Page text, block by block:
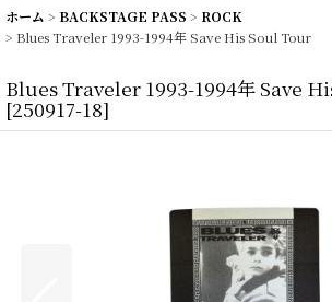
ホーム > BACKSTAGE PASS > ROCK
> Blues Traveler 1993-1994年 Save His Soul Tour
Blues Traveler 1993-1994年 Save
[250917-18]